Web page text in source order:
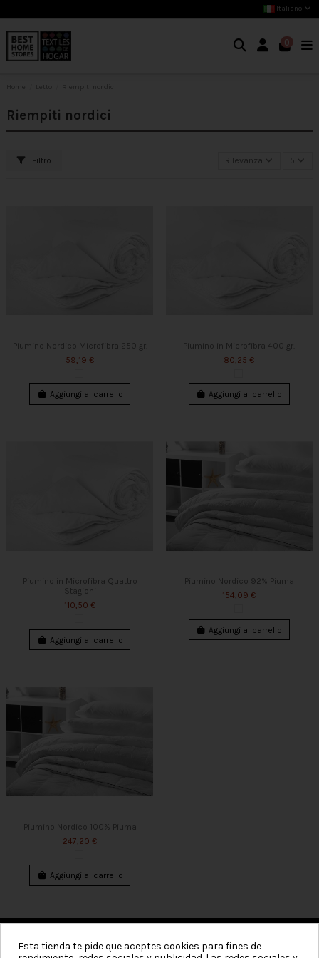
Italiano
0
Riempiti nordici
Filtro Rilevanza 5
Piumino Nordico Microfibra 250 gr.
59,19 €
Aggiungi al carrello
Piumino in Microfibra 400 gr.
80,25 €
Aggiungi al carrello
Piumino in Microfibra Quattro
Stagioni
110,50 €
Aggiungi al carrello
Piumino Nordico 92% Piuma
154,09 €
Aggiungi al carrello
Piumino Nordico 100% Piuma
247,20 €
Aggiungi al carrello
Esta tienda te pide que aceptes cookies para fines de